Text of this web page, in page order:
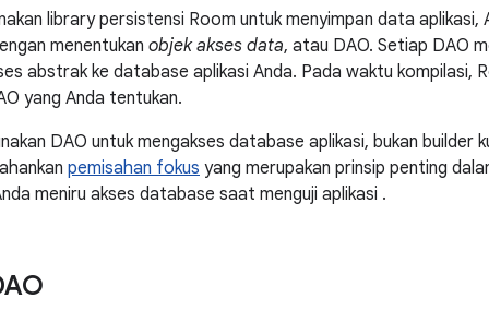
library persistensi Room untuk menyimpan data
menentukan objek akses data, atau DAO. Setiap DAO
abstrak ke database aplikasi Anda. Pada waktu kompilasi,
yang Anda tentukan.
DAO untuk mengakses database aplikasi, bukan builder
pemisahan fokus yang merupakan prinsip penting
meniru akses database saat menguji aplikasi .